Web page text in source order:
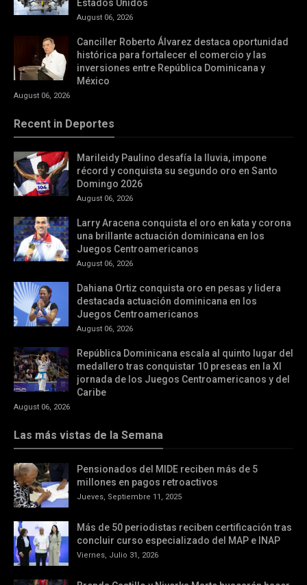
Estados Unidos
August 06, 2026
Canciller Roberto Álvarez destaca oportunidad
histórica para fortalecer el comercio y las
inversiones entre República Dominicana y
México
August 06, 2026
Recent in Deportes
Marileidy Paulino desafía la lluvia, impone
récord y conquista su segundo oro en Santo
Domingo 2026
August 06, 2026
Larry Aracena conquista el oro en kata y corona
una brillante actuación dominicana en los
Juegos Centroamericanos
August 06, 2026
Dahiana Ortiz conquista oro en pesas y lidera
destacada actuación dominicana en los
Juegos Centroamericanos
August 06, 2026
República Dominicana escala al quinto lugar del
medallero tras conquistar 10 preseas en la XI
jornada de los Juegos Centroamericanos y del
Caribe
August 06, 2026
Las más vistas de la Semana
Pensionados del MIDE reciben más de 5
millones en pagos retroactivos
Jueves, Septiembre 11, 2025
Más de 50 periodistas reciben certificación tras
concluir curso especializado del MAP e INAP
Viernes, Julio 31, 2026